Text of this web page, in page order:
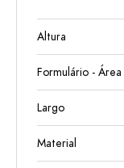
Altura
Formulário - Área
Largo
Material